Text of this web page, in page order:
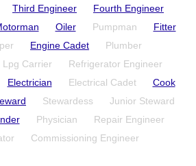
Third Engineer
Fourth Engineer
Oiler Pumpman
Fitter
Engine Cadet
Plumber
Lpg Carrier
Refrigerator Engineer
Electrician Electrical Cadet
Cook
Stewardess
Junior Steward
Physician
Repair Engineer
Commissioning Engineer